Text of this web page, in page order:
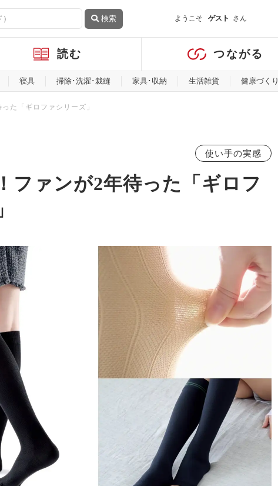
検索 ようこそ ゲスト さん
読む つながる
寝具 掃除･洗濯･裁縫 家具･収納 生活雑貨 健康づくり
た「ギロファシリーズ」
使い手の実感
ファンが2年待った「ギロフ